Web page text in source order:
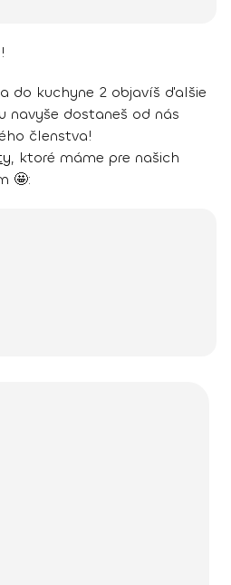
do kuchyne 2 objavíš ďalšie
navyše dostaneš od nás
členstva!
, ktoré máme pre našich
🤩: